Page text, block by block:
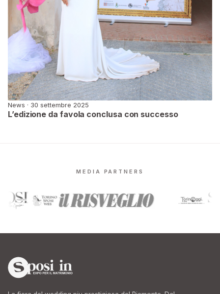
News · 30 settembre 2025
L’edizione da favola conclusa con successo
MEDIA PARTNERS